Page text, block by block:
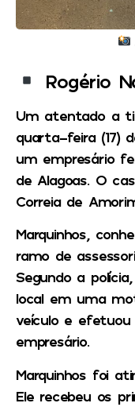
Rogério
Um atentado a
quarta-feira (17)
um empresário
de Alagoas. O
Correia de
Marquinhos,
ramo de
Segundo a
local em uma
veículo e efetuou
empresário.
Marquinhos foi
Ele recebeu os